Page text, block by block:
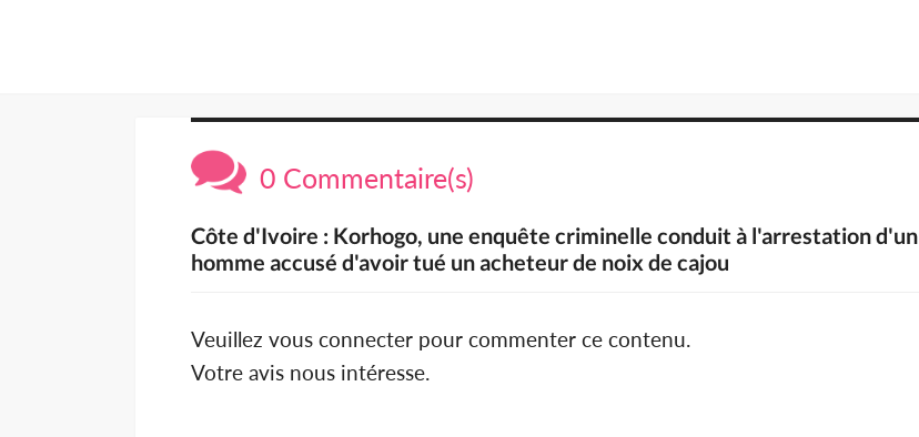
0 Commentaire(s)
Côte d'Ivoire : Korhogo, une enquête criminelle conduit à l'arrestation d'un
homme accusé d'avoir tué un acheteur de noix de cajou
Veuillez vous connecter pour commenter ce contenu.
Votre avis nous intéresse.